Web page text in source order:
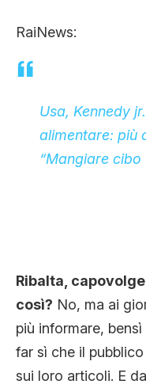
RaiNews:
Usa, Kennedy
alimentare: più
“Mangiare cibo
Ribalta,
così? No, ma ai
più informare,
far sì che il
sui loro articoli. E